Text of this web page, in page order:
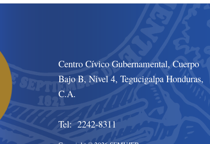
Centro Cívico Gubernamental, Cuerpo
Bajo B, Nivel 4, Tegucigalpa Honduras,
C.A.
Tel: 2242-8311